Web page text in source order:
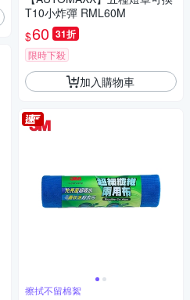
T10小炸彈 RML60M
$60 31折
限時下殺
加入購物車
擦拭不留棉絮